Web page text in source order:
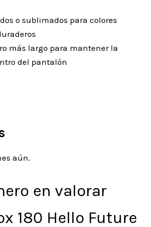
o sublimados para colores
más largo para mantener la
del pantalón
aún.
en valorar
180 Hello Future